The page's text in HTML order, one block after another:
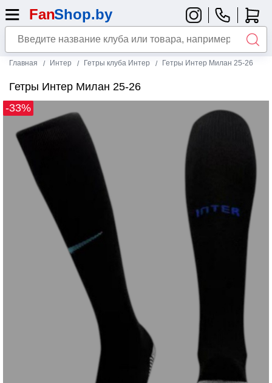
Главная Интер Гетры клуба Интер Гетры Интер Милан 25-26
Гетры Интер Милан 25-26
-33%